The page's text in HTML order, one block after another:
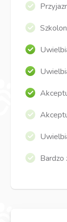
Bardzo